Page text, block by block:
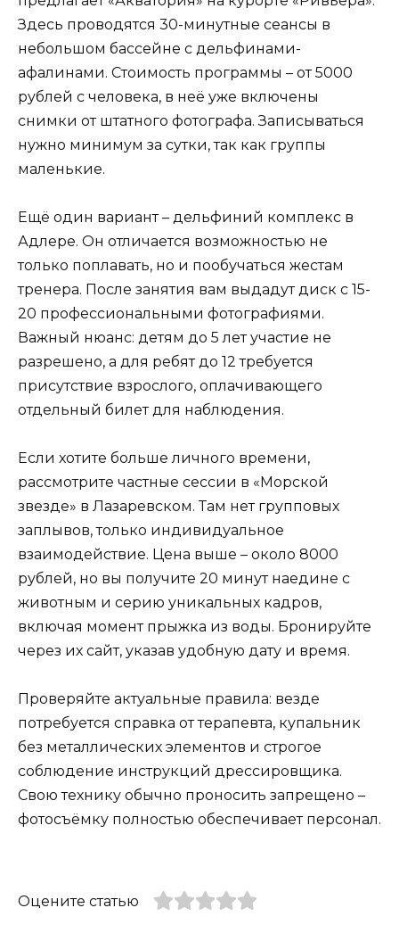
Здесь проводятся 30-минутные сеансы в
небольшом бассейне с дельфинами-
афалинами. Стоимость программы – от 5000
рублей с человека, в неё уже включены
снимки от штатного фотографа. Записываться
нужно минимум за сутки, так как группы
маленькие.
Ещё один вариант – дельфиний комплекс в
Адлере. Он отличается возможностью не
только поплавать, но и пообучаться жестам
тренера. После занятия вам выдадут диск с 15-
20 профессиональными фотографиями.
Важный нюанс: детям до 5 лет участие не
разрешено, а для ребят до 12 требуется
присутствие взрослого, оплачивающего
отдельный билет для наблюдения.
Если хотите больше личного времени,
рассмотрите частные сессии в «Морской
звезде» в Лазаревском. Там нет групповых
заплывов, только индивидуальное
взаимодействие. Цена выше – около 8000
рублей, но вы получите 20 минут наедине с
животным и серию уникальных кадров,
включая момент прыжка из воды. Бронируйте
через их сайт, указав удобную дату и время.
Проверяйте актуальные правила: везде
потребуется справка от терапевта, купальник
без металлических элементов и строгое
соблюдение инструкций дрессировщика.
Свою технику обычно проносить запрещено –
фотосъёмку полностью обеспечивает персонал.
Оцените статью